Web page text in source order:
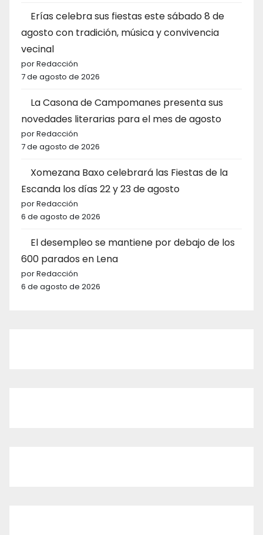
Erías celebra sus fiestas este sábado 8 de
agosto con tradición, música y convivencia
vecinal
por Redacción
7 de agosto de 2026
La Casona de Campomanes presenta sus
novedades literarias para el mes de agosto
por Redacción
7 de agosto de 2026
Xomezana Baxo celebrará las Fiestas de la
Escanda los días 22 y 23 de agosto
por Redacción
6 de agosto de 2026
El desempleo se mantiene por debajo de los
600 parados en Lena
por Redacción
6 de agosto de 2026